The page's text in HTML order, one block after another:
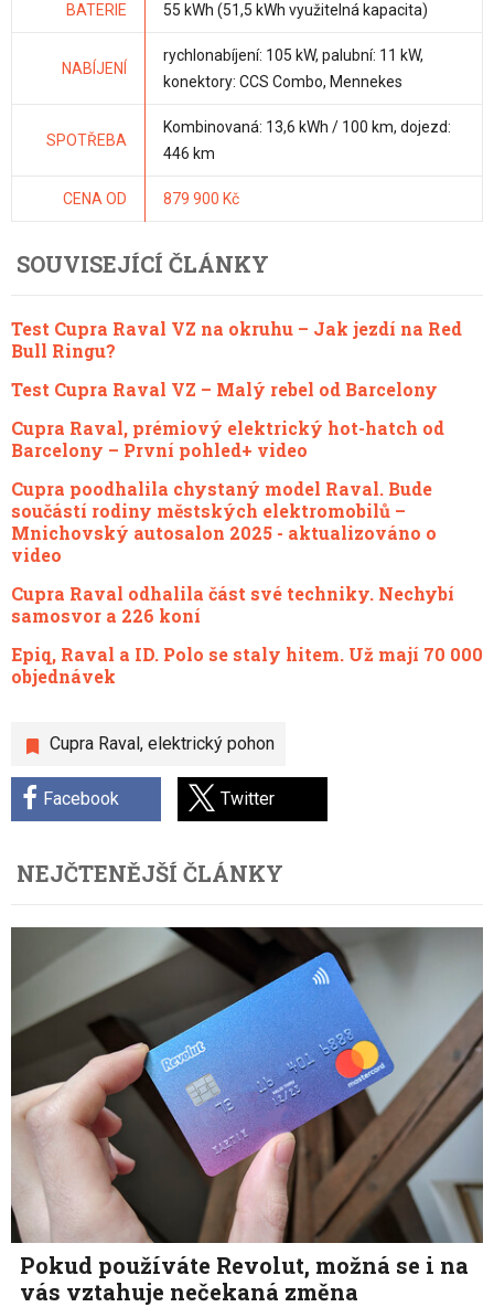
BATERIE 55 kWh (51,5 kWh využitelná kapacita)
NABÍJENÍ
rychlonabíjení: 105 kW, palubní: 11 kW,
konektory: CCS Combo, Mennekes
SPOTŘEBA
Kombinovaná: 13,6 kWh / 100 km, dojezd:
446 km
CENA OD 879 900 Kč
Cupra Raval , elektrický pohon
Facebook Twitter
SOUVISEJÍCÍ ČLÁNKY
Test Cupra Raval VZ na okruhu – Jak jezdí na Red
Bull Ringu?
Test Cupra Raval VZ – Malý rebel od Barcelony
Cupra Raval, prémiový elektrický hot-hatch od
Barcelony – První pohled+ video
Cupra poodhalila chystaný model Raval. Bude
součástí rodiny městských elektromobilů –
Mnichovský autosalon 2025 - aktualizováno o
video
Cupra Raval odhalila část své techniky. Nechybí
samosvor a 226 koní
Epiq, Raval a ID. Polo se staly hitem. Už mají 70 000
objednávek
NEJČTENĚJŠÍ ČLÁNKY
Pokud používáte Revolut, možná se i na
vás vztahuje nečekaná změna